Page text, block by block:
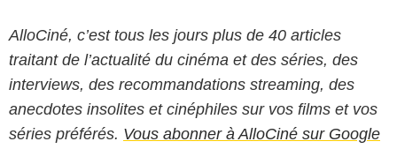
AlloCiné, c’est tous les jours plus de 40 articles
traitant de l’actualité du cinéma et des séries, des
interviews, des recommandations streaming, des
anecdotes insolites et cinéphiles sur vos films et vos
séries préférés. Vous abonner à AlloCiné sur Google